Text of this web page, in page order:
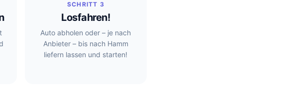
SCHRITT 3
Losfahren!
Auto abholen oder – je nach
Anbieter – bis nach Hamm
liefern lassen und starten!